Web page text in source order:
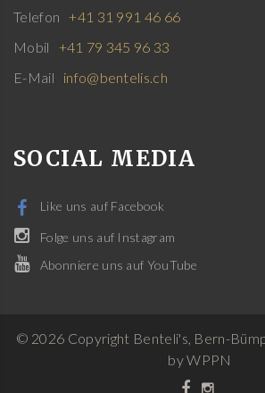
Telefon +41 31 991 46 66
Mobil
+41 79 345 96 33
E-Mail
info@bentelis.ch
SOCIAL MEDIA
Like uns auf Facebook
Folge uns auf Instagram
Abonniere uns auf YouTube
© 2026 Copyright Benteli's, Bern-
by WPPN